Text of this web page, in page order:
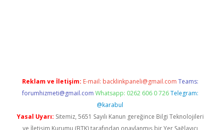
Reklam ve İletişim: E-mail: backlinkpaneli@gmail.com Teams:
forumhizmeti@gmail.com Whatsapp: 0262 606 0 726 Telegram:
@karabul
Yasal Uyarı: Sitemiz, 5651 Sayılı Kanun gereğince Bilgi Teknolojileri
ve İletişim Kurumu (BTK) tarafından onaylanmış bir Yer Sağlayıcı